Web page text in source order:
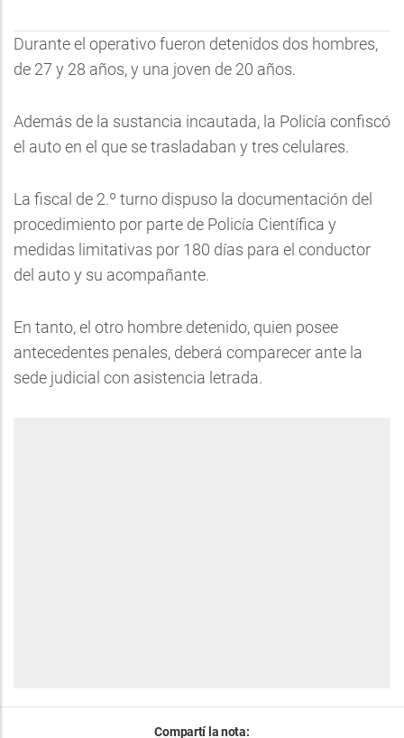
Durante el operativo fueron detenidos dos hombres,
de 27 y 28 años, y una joven de 20 años.
Además de la sustancia incautada, la Policía confiscó
el auto en el que se trasladaban y tres celulares.
La fiscal de 2.º turno dispuso la documentación del
procedimiento por parte de Policía Científica y
medidas limitativas por 180 días para el conductor
del auto y su acompañante.
En tanto, el otro hombre detenido, quien posee
antecedentes penales, deberá comparecer ante la
sede judicial con asistencia letrada.
Compartí la nota: